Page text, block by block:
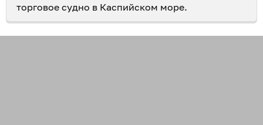
торговое судно в Каспийском море.